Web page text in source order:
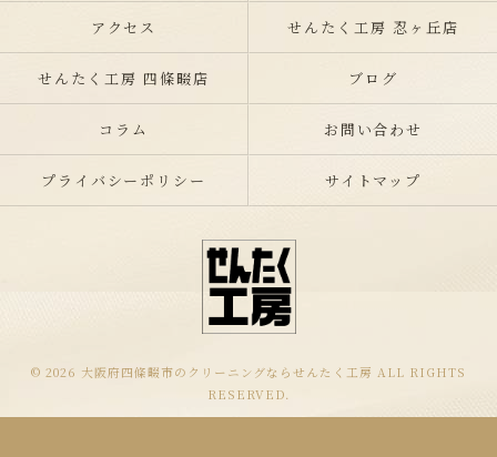
アクセス せんたく工房 忍ヶ丘店
せんたく工房 四條畷店 ブログ
コラム お問い合わせ
プライバシーポリシー サイトマップ
© 2026 大阪府四條畷市のクリーニングならせんたく工房 ALL RIGHTS
RESERVED.